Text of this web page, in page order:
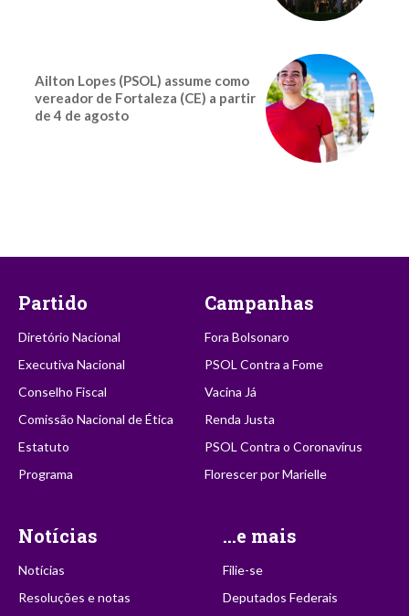
Ailton Lopes (PSOL) assume como
vereador de Fortaleza (CE) a partir
de 4 de agosto
Partido
Diretório Nacional
Executiva Nacional
Conselho Fiscal
Comissão Nacional de Ética
Estatuto
Programa
Campanhas
Fora Bolsonaro
PSOL Contra a Fome
Vacina Já
Renda Justa
PSOL Contra o Coronavírus
Florescer por Marielle
Notícias
Notícias
Resoluções e notas
...e mais
Filie-se
Deputados Federais